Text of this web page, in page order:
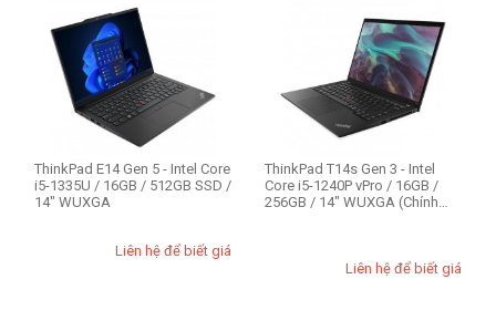
Intel Core i5 13th
Intel Core i7 10th
Intel Core i7 11th
Intel Core i7 12th
Intel Xeon W
HIỂN THỊ TẤT CẢ
Dung lượng SSD
ThinkPad E14 Gen 5 - Intel Core
i5-1335U / 16GB / 512GB SSD /
14" WUXGA
Liên hệ để biết giá
ThinkPad T14s Gen 3 - Intel
Core i5-1240P vPro / 16GB /
256GB / 14" WUXGA (Chính
Liên hệ để biết giá